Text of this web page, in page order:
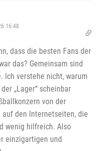
16:48
dass die besten Fans der
das? Gemeinsam sind
Ich verstehe nicht, warum
„Lager“ scheinbar
von der
auf den Internetseiten, die
wenig hilfreich. Also
einzigartigen und